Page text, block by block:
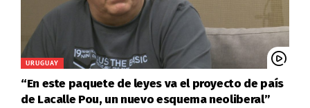
URUGUAY
“En este paquete de leyes va el proyecto de país
de Lacalle Pou, un nuevo esquema neoliberal”